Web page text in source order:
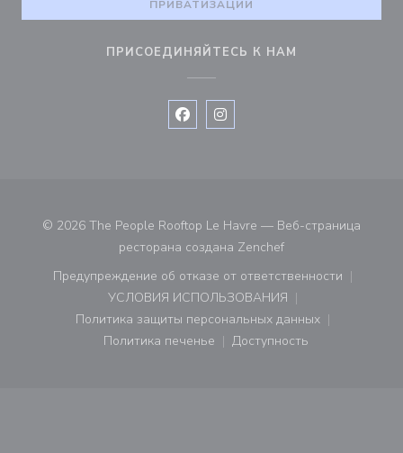
ПРИВАТИЗАЦИИ
ПРИСОЕДИНЯЙТЕСЬ К НАМ
Facebook ((открывается в новом
Instagram ((открывается в
© 2026 The People Rooftop Le Havre — Веб-страница
ресторана создана Zenchef((открывается в
Предупреждение об отказе от ответственности
((открывается в новом окне))
УСЛОВИЯ ИСПОЛЬЗОВАНИЯ
((открывается в новом окне))
Политика защиты персональных данных
((открывается в новом окне))
Политика печенье
((открывается в новом окне))
Доступность
((открывается в